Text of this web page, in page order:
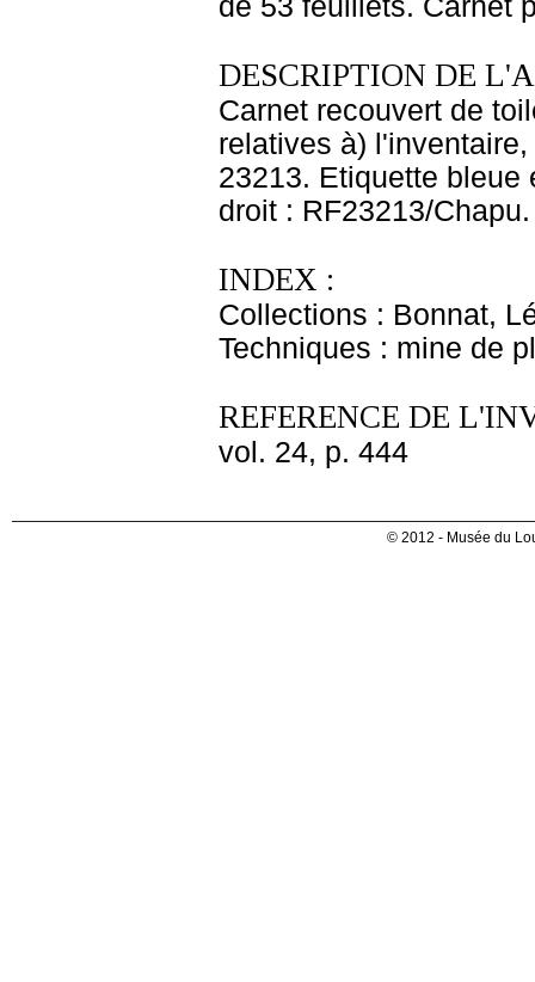
de 53 feuillets. Carnet
DESCRIPTION DE
Carnet recouvert de
relatives à)
23213. Etiquette bleue
droit : RF23213/
INDEX :
Collections : Bonnat,
Techniques : mine de
REFERENCE DE
vol. 24, p. 444
© 2012 - Musée du